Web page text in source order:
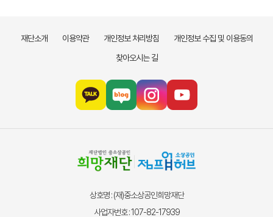
재단소개 이용약관 개인정보 처리방침
개인정보 수집 및 이용동의
찾아오시는 길
상호명 : (재)중소상공인희망재단
사업자번호 : 107-82-17939